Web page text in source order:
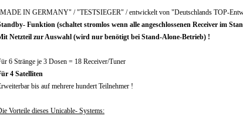
IN GERMANY" / "TESTSIEGER" / entwickelt von "Deutschlands TOP-
Funktion (schaltet stromlos wenn alle angeschlossenen Receiver im
Netzteil zur Auswahl (wird nur benötigt bei Stand-Alone-Betrieb) !
6 Stränge je 3 Dosen = 18 Receiver/Tuner
4 Satelliten
bis auf mehrere hundert Teilnehmer !
Vorteile dieses Unicable- Systems: